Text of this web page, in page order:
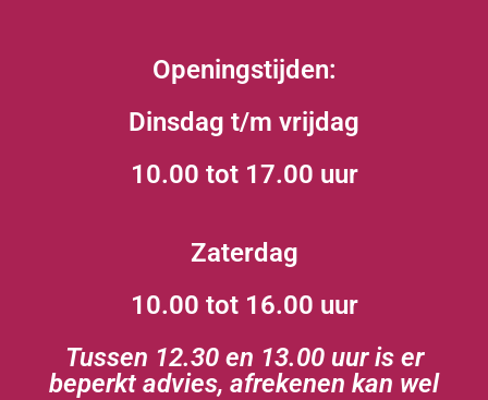
Openingstijden:
Dinsdag t/m vrijdag
10.00 tot 17.00 uur
Zaterdag
10.00 tot 16.00 uur
Tussen 12.30 en 13.00 uur is er
beperkt advies, afrekenen kan wel